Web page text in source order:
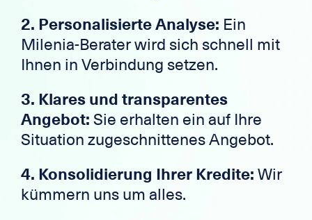
2. Personalisierte Analyse: Ein
Milenia-Berater wird sich schnell mit
Ihnen in Verbindung setzen.
3. Klares und transparentes
Angebot: Sie erhalten ein auf Ihre
Situation zugeschnittenes Angebot.
4. Konsolidierung Ihrer Kredite: Wir
kümmern uns um alles.